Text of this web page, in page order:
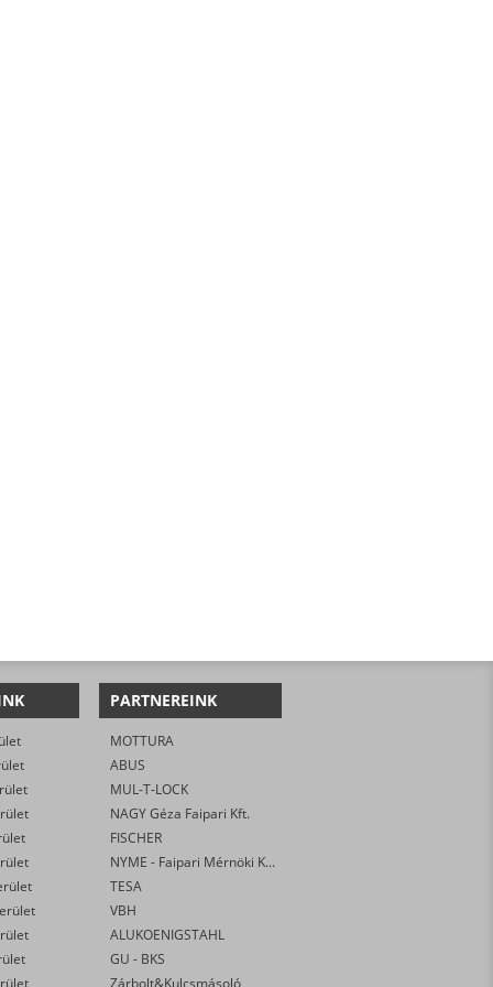
PARTNEREINK
MOTTURA
ABUS
MUL-T-LOCK
NAGY Géza Faipari Kft.
FISCHER
NYME - Faipari Mérnöki Kar
TESA
VBH
ALUKOENIGSTAHL
GU - BKS
Zárbolt&Kulcsmásoló